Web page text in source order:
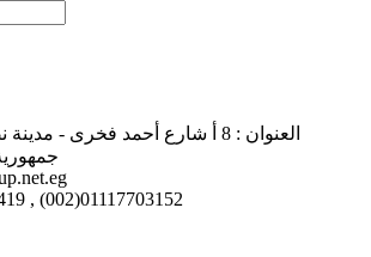
العنوان : 8 أ شارع أحمد فخرى -
, (002)01117703152